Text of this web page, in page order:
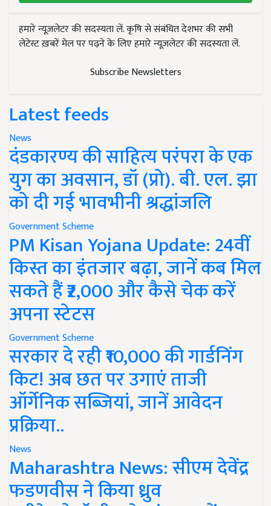
हमारे न्यूज़लेटर की सदस्यता लें. कृषि से संबंधित देशभर की सभी
लेटेस्ट ख़बरें मेल पर पढ़ने के लिए हमारे न्यूज़लेटर की सदस्यता लें.
Subscribe Newsletters
Latest feeds
News
दंडकारण्य की साहित्य परंपरा के एक
युग का अवसान, डॉ (प्रो). बी. एल. झा
को दी गई भावभीनी श्रद्धांजलि
Government Scheme
PM Kisan Yojana Update: 24वीं
किस्त का इंतजार बढ़ा, जानें कब मिल
सकते हैं ₹2,000 और कैसे चेक करें
अपना स्टेटस
Government Scheme
सरकार दे रही ₹10,000 की गार्डनिंग
किट! अब छत पर उगाएं ताजी
ऑर्गेनिक सब्जियां, जानें आवेदन
प्रक्रिया..
News
Maharashtra News: सीएम देवेंद्र
फडणवीस ने किया ध्रुव